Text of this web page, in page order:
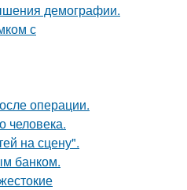
демографии.
с
операции.
человека.
на сцену".
банком.